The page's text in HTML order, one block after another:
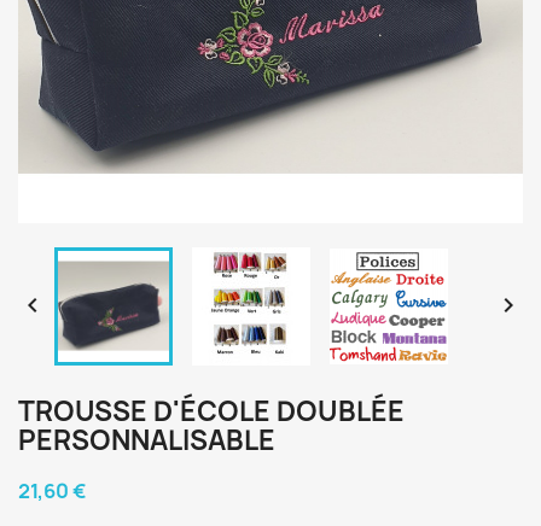
 
TROUSSE D'ÉCOLE DOUBLÉE
PERSONNALISABLE
21,60 €